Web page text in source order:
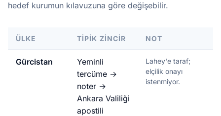
hedef kurumun kılavuzuna göre değişebilir.
ÜLKE TIPIK ZINCIR NOT
Gürcistan
Yeminli
tercüme →
noter →
Ankara Valiliği
apostili
Lahey'e taraf;
elçilik onayı
istenmiyor.